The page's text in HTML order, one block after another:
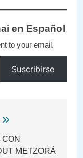
en Español
to your email.
Suscribirse
METZORÁ